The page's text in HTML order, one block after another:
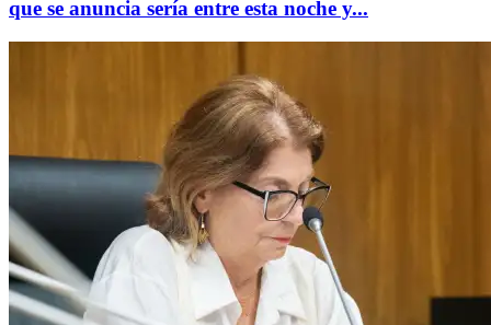
que se anuncia sería entre esta noche y...